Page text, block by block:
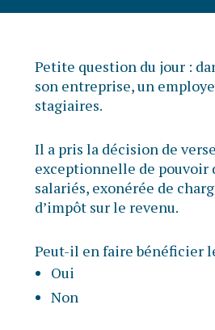
Petite question du jour :
son entreprise, un
stagiaires.
Il a pris la décision de
exceptionnelle de pouvoir
salariés, exonérée de
d’impôt sur le revenu.
Peut-il en faire bénéficier
Oui
Non